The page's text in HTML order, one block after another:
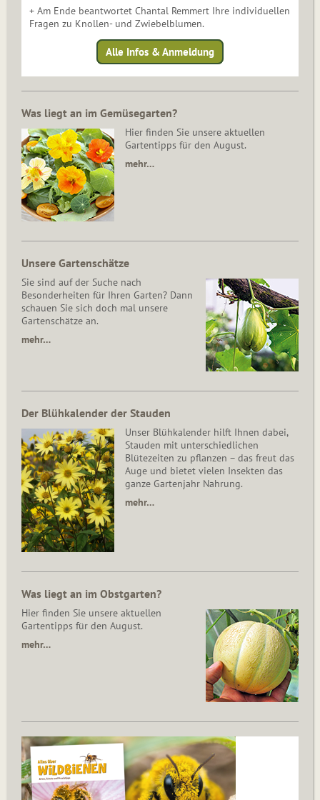
+ Am Ende beantwortet Chantal Remmert Ihre individuellen
Fragen zu Knollen- und Zwiebelblumen.
Alle Infos & Anmeldung
Was liegt an im Gemüsegarten?
Hier finden Sie unsere aktuellen
Gartentipps für den August.
mehr…
Unsere Gartenschätze
Sie sind auf der Suche nach
Besonderheiten für Ihren Garten? Dann
schauen Sie sich doch mal unsere
Gartenschätze an.
mehr…
Der Blühkalender der Stauden
Unser Blühkalender hilft Ihnen dabei,
Stauden mit unterschiedlichen
Blütezeiten zu pflanzen – das freut das
Auge und bietet vielen Insekten das
ganze Gartenjahr Nahrung.
mehr…
Was liegt an im Obstgarten?
Hier finden Sie unsere aktuellen
Gartentipps für den August.
mehr…